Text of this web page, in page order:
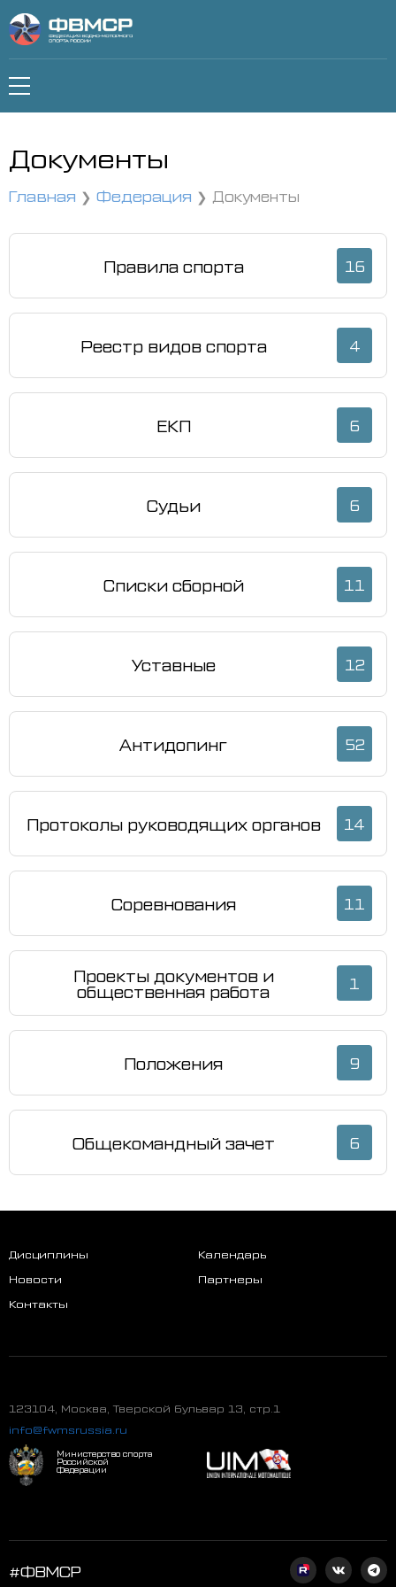
Документы
Главная Федерация Документы
Правила спорта 16
Реестр видов спорта 4
ЕКП 6
Судьи 6
Списки сборной 11
Уставные 12
Антидопинг 52
Протоколы руководящих органов 14
Соревнования 11
Проекты документов и
общественная работа
1
Положения 9
Общекомандный зачет 6
Дисциплины
Календарь
Новости
Партнеры
Контакты
123104, Москва, Тверской бульвар 13, стр.1
info@fwmsrussia.ru
Министерство спорта
Российской
Федерации
#ФВМСР